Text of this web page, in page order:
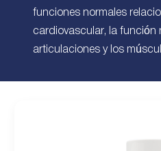
funciones normales
cardiovascular, la función
articulaciones y los